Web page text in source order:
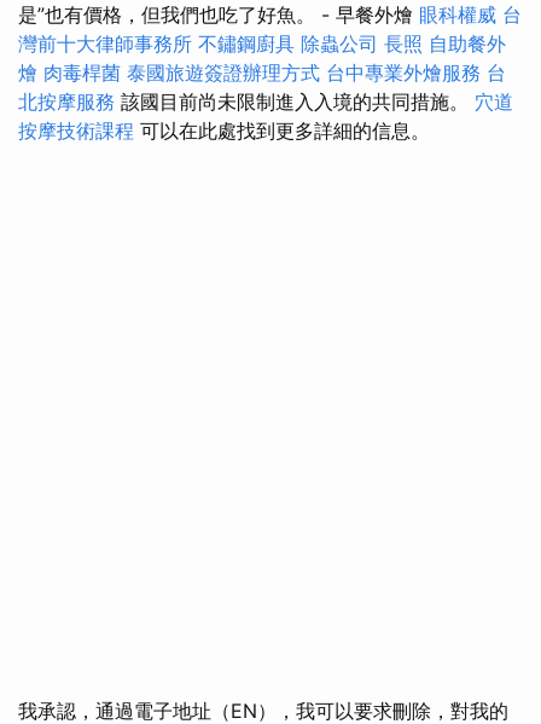
是”也有價格，但我們也吃了好魚。 - 早餐外燴 眼科權威 台
灣前十大律師事務所 不鏽鋼廚具 除蟲公司 長照 自助餐外
燴 肉毒桿菌 泰國旅遊簽證辦理方式 台中專業外燴服務 台
北按摩服務 該國目前尚未限制進入入境的共同措施。 穴道
按摩技術課程 可以在此處找到更多詳細的信息。
我承認，通過電子地址（EN），我可以要求刪除，對我的